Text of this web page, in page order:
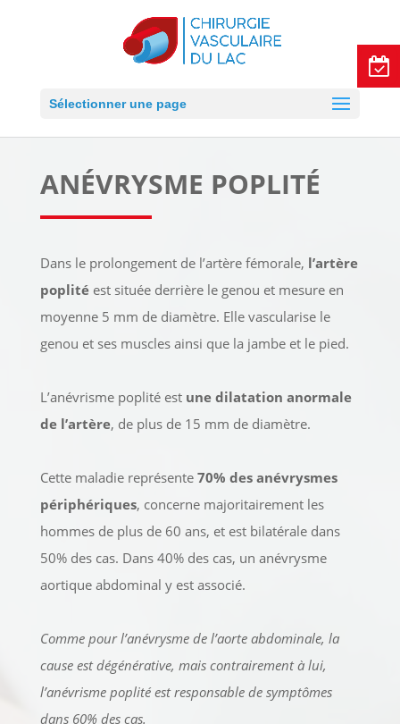
Sélectionner une page
ANÉVRYSME POPLITÉ
Dans le prolongement de l’artère fémorale, l’artère
poplitéest située derrière le genou et mesure en
moyenne 5 mm de diamètre. Elle vascularise le
genou et ses muscles ainsi que la jambe et le pied.
L’anévrisme poplité est une dilatation anormale
de l’artère, de plus de 15 mm de diamètre.
Cette maladie représente 70% des anévrysmes
périphériques, concerne majoritairement les
hommes de plus de 60 ans, et est bilatérale dans
50% des cas. Dans 40% des cas, un anévrysme
aortique abdominal y est associé.
Comme pour l’anévrysme de l’aorte abdominale, la
cause est dégénérative, mais contrairement à lui,
l’anévrisme poplité est responsable de symptômes
dans 60% des cas.